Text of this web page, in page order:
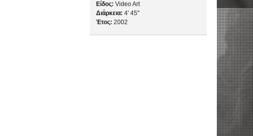
Είδος: Video Art
Διάρκεια: 4' 45''
Έτος: 2002